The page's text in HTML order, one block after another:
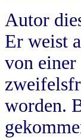
Autor
Er weist
von
worden.